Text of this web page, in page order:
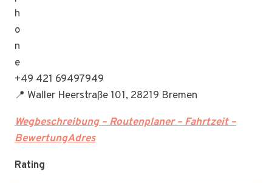
+49 421 69497949
📍 Waller Heerstraße 101, 28219 Bremen
Wegbeschreibung – Routenplaner – Fahrtzeit –
BewertungAdres
Rating